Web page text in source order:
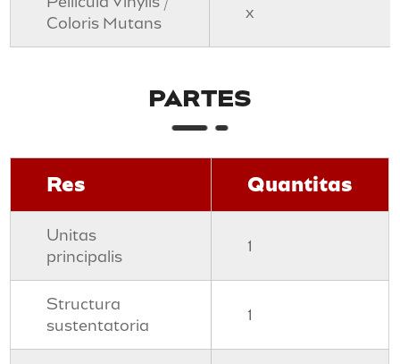
Coloris Mutans
x
PARTES
Res Quantitas
Unitas
principalis
1
Structura
sustentatoria
1